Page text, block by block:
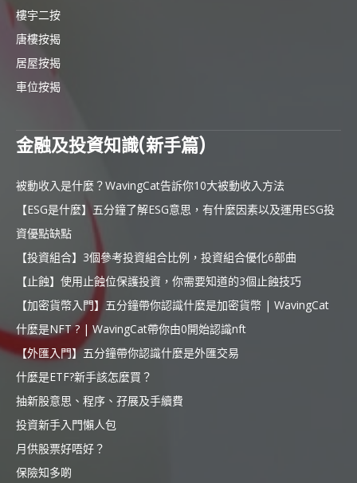
樓宇二按
唐樓按揭
居屋按揭
車位按揭
金融及投資知識(新手篇)
被動收入是什麼？WavingCat告訴你10大被動收入方法
【ESG是什麼】五分鐘了解ESG意思，有什麼因素以及運用ESG投
資優點缺點
【投資組合】3個參考投資組合比例，投資組合優化6部曲
【止蝕】使用止蝕位保護投資，你需要知道的3個止蝕技巧
【加密貨幣入門】五分鐘帶你認識什麼是加密貨幣 | WavingCat
什麼是NFT ? | WavingCat帶你由0開始認識nft
【外匯入門】五分鐘帶你認識什麼是外匯交易
什麼是ETF?新手該怎麼買？
抽新股意思、程序、孖展及手續費
投資新手入門懶人包
月供股票好唔好？
保險知多啲